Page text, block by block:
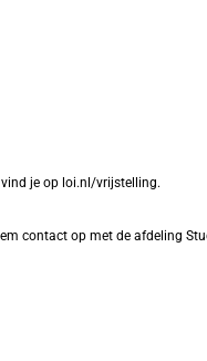
je op loi.nl/vrijstelling.
contact op met de afdeling